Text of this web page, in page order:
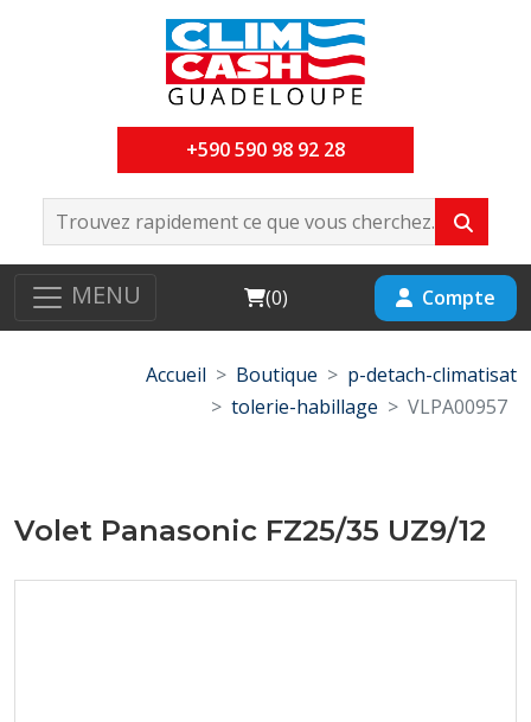
+590 590 98 92 28
MENU Cart
(0) Compte
Accueil Boutique
p-detach-climatisat
tolerie-habillage
VLPA00957
Volet Panasonic FZ25/35 UZ9/12